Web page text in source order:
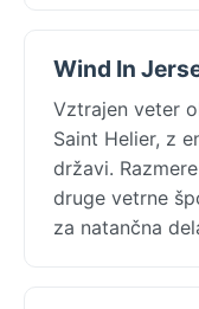
Wind In
Vztrajen veter
Saint Helier, z
državi.
druge vetrne
za natančna